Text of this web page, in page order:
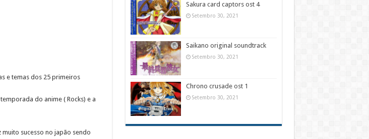
e temas dos 25 primeiros
do anime ( Rocks) e a
sucesso no japão sendo
Sakura card captors ost 4
Setembro 30, 2021
Saikano original soundtrack
Setembro 30, 2021
Chrono crusade ost 1
Setembro 30, 2021